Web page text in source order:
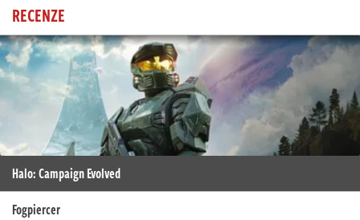
RECENZE
Halo: Campaign Evolved
Fogpiercer